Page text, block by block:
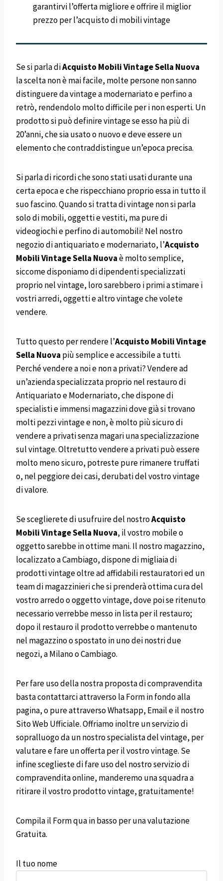
garantirvi l’offerta migliore e offrire il miglior
prezzo per l’acquisto di mobili vintage
Se si parla diAcquisto Mobili VintageSella Nuova
la scelta non è mai facile, molte persone non sanno
distinguere da vintage a modernariato e perfino a
retrò, rendendolo molto difficile per i non esperti. Un
prodotto si può definire vintage se esso ha più di
20’anni, che sia usato o nuovo e deve essere un
elemento che contraddistingue un’epoca precisa.
Si parla di ricordi che sono stati usati durante una
certa epoca e che rispecchiano proprio essa in tutto il
suo fascino. Quando si tratta di vintage non si parla
solo di mobili, oggetti e vestiti, ma pure di
videogiochi e perfino di automobili! Nel nostro
negozio di antiquariato e modernariato, l’Acquisto
MobiliVintageSella Nuovaè molto semplice,
siccome disponiamo di dipendenti specializzati
proprio nel vintage, loro sarebbero i primi a stimare i
vostri arredi, oggetti e altro vintage che volete
vendere.
Tutto questo per rendere l’Acquisto MobiliVintage
Sella Nuova più semplice e accessibile a tutti.
Perché vendere a noi e non a privati? Vendere ad
un’azienda specializzata proprio nel restauro di
Antiquariato e Modernariato, che dispone di
specialisti e immensi magazzini dove già si trovano
molti pezzi vintage e non, è molto più sicuro di
vendere a privati senza magari una specializzazione
sul vintage. Oltretutto vendere a privati può essere
molto meno sicuro, potreste pure rimanere truffati
o, nel peggiore dei casi, derubati del vostro vintage
di valore.
Se sceglierete di usufruire del nostroAcquisto
MobiliVintageSella Nuova, il vostro mobile o
oggetto sarebbe in ottime mani. Il nostro magazzino,
localizzato a Cambiago, dispone di migliaia di
prodotti vintage oltre ad affidabili restauratori ed un
team di magazzinieri che si prenderà ottima cura del
vostro arredo o oggetto vintage, dove poi se ritenuto
necessario verrebbe messo in lista per il restauro;
dopo il restauro il prodotto verrebbe o mantenuto
nel magazzino o spostato in uno dei nostri due
negozi, a Milano o Cambiago.
Per fare uso della nostra proposta di compravendita
basta contattarci attraverso la Form in fondo alla
pagina, o pure attraverso Whatsapp, Email e il nostro
Sito Web Ufficiale. Offriamo inoltre un servizio di
sopralluogo da un nostro specialista del vintage, per
valutare e fare un offerta per il vostro vintage. Se
infine sceglieste di fare uso del nostro servizio di
compravendita online, manderemo una squadra a
ritirare il vostro prodotto vintage, gratuitamente!
Compila il Form qua in basso per una valutazione
Gratuita.
Il tuo nome